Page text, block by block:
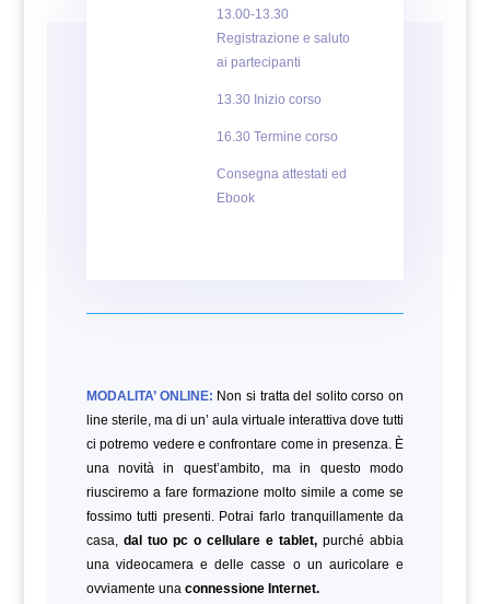
13.00-13.30
Registrazione e saluto
ai partecipanti
13.30 Inizio corso
16.30 Termine corso
Consegna attestati ed
Ebook
MODALITA’ ONLINE: Non si tratta del solito corso on
line sterile, ma di un’ aula virtuale interattiva dove tutti
ci potremo vedere e confrontare come in presenza. È
una novità in quest’ambito, ma in questo modo
riusciremo a fare formazione molto simile a come se
fossimo tutti presenti. Potrai farlo tranquillamente da
casa, dal tuo pc o cellulare e tablet, purché abbia
una videocamera e delle casse o un auricolare e
ovviamente una connessione Internet.